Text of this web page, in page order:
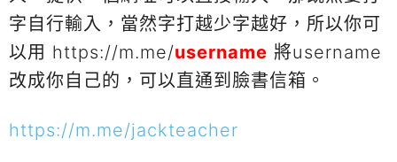
字自行輸入，當然字打越少字越好，所以你可
以用 https://m.me/username 將username
改成你自己的，可以直通到臉書信箱。
https://m.me/jackteacher